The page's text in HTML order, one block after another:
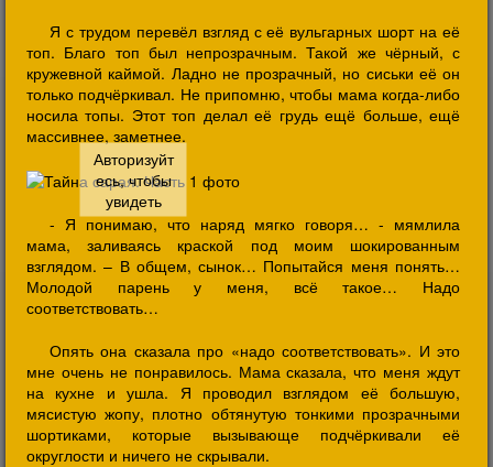
Я с трудом перевёл взгляд с её вульгарных шорт на её
топ. Благо топ был непрозрачным. Такой же чёрный, с
кружевной каймой. Ладно не прозрачный, но сиськи её он
только подчёркивал. Не припомню, чтобы мама когда-либо
носила топы. Этот топ делал её грудь ещё больше, ещё
массивнее, заметнее.
- Я понимаю, что наряд мягко говоря… - мямлила
мама, заливаясь краской под моим шокированным
взглядом. – В общем, сынок… Попытайся меня понять…
Молодой парень у меня, всё такое… Надо
соответствовать…
Опять она сказала про «надо соответствовать». И это
мне очень не понравилось. Мама сказала, что меня ждут
на кухне и ушла. Я проводил взглядом её большую,
мясистую жопу, плотно обтянутую тонкими прозрачными
шортиками, которые вызывающе подчёркивали её
округлости и ничего не скрывали.